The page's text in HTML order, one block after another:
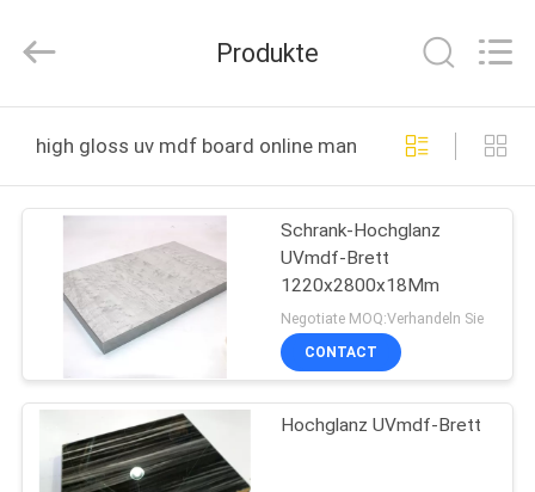
PRODUKTE
ÜBER
UNS
FABRIK-
AUSFLUG
Decorating
material
Rights
Produkte
high gloss uv mdf board online manufacture
Schrank-Hochglanz
UVmdf-Brett
1220x2800x18Mm
Negotiate MOQ:Verhandeln Sie
CONTACT
Hochglanz UVmdf-Brett